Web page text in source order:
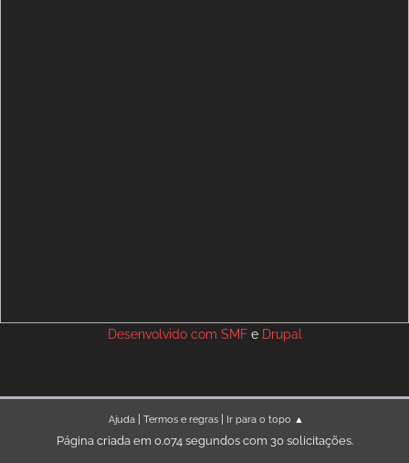
Desenvolvido com SMFe Drupal
Ajuda| Termos e regras| Ir para o topo ▲
Página criada em 0.074 segundos com 30 solicitações.